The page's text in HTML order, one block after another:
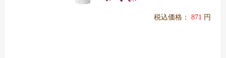
税込価格： 871 円